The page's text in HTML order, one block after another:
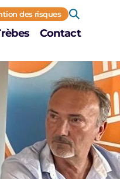
Contact
des risques